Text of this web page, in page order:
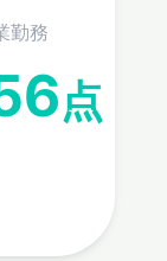
勤務
点